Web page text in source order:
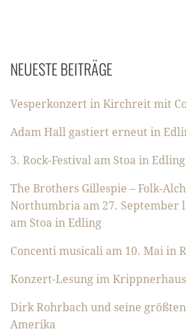
NEUESTE BEITRÄGE
Vesperkonzert in Kirchreit mit
Adam Hall gastiert erneut in
3. Rock-Festival am Stoa in Edling
The Brothers Gillespie – Folk-
Northumbria am 27. September
am Stoa in Edling
Concenti musicali am 10. Mai in
Konzert-Lesung im Krippnerhaus
Dirk Rohrbach und seine
Amerika